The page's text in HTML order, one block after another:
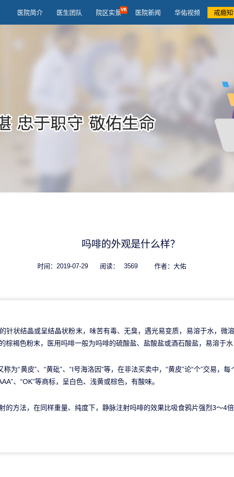
医院简介 医生团队 院区实景 医院新闻 华佑视频 戒瘾知
吗啡的外观是什么样？
时间： 2019-07-29 阅读： 3569 作者： 大佑
状结晶或呈结晶状粉末，味苦有毒、无臭，遇光易变质，易溶于水，微
棕褐色粉末，医用吗啡一般为吗啡的硫酸盐、盐酸盐或酒石酸盐，易溶于
“黄皮”、“黄砒”、“I号海洛因”等，在非法买卖中，“黄皮”论“个”交易，
、“OK”等商标，呈白色、浅黄或棕色，有酸味。
方法，在同样重量、纯度下，静脉注射吗啡的效果比吸食鸦片强烈3～4倍